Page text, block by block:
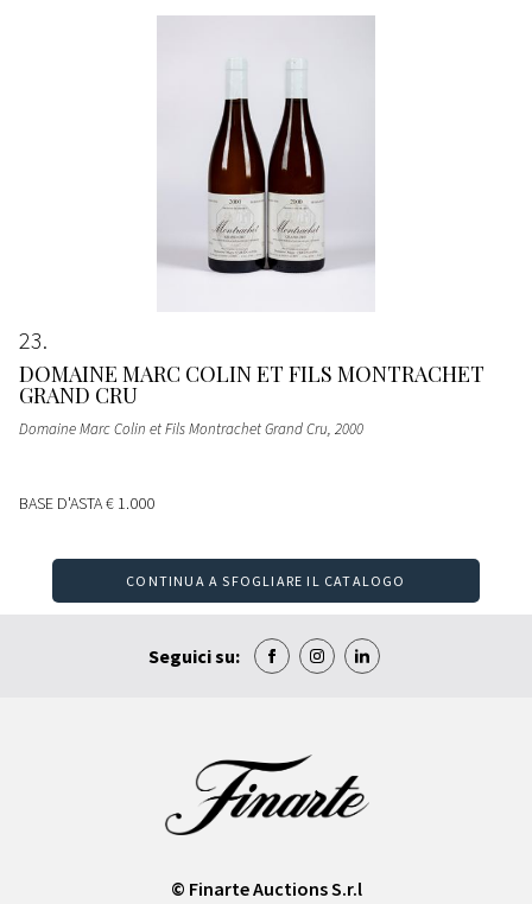
23
DOMAINE MARC COLIN ET FILS MONTRACHET
GRAND CRU
Domaine Marc Colin et Fils Montrachet Grand Cru, 2000
BASE D'ASTA€ 1.000
CONTINUA A SFOGLIARE IL CATALOGO
Seguici su:
© Finarte Auctions S.r.l